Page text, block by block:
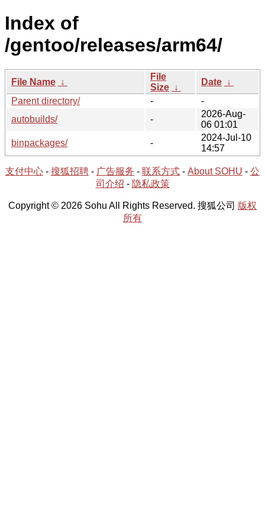
Index of
/gentoo/releases/arm64/
File Name ↓
File
Size ↓
Date ↓
Parent directory/
-
-
autobuilds/
-
2026-Aug-
06 01:01
binpackages/
-
2024-Jul-10
14:57
支付中心 - 搜狐招聘 - 广告服务 - 联系方式 - About SOHU - 公
司介绍 - 隐私政策
Copyright © 2026 Sohu All Rights Reserved. 搜狐公司 版权
所有